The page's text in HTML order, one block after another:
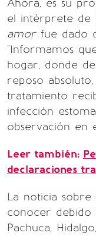
Ahora, es su
el intérprete de
amorfue dado
"Informamos
hogar, donde
reposo
tratamiento
infección
observación en
Leer también:
declaraciones
La noticia sobre
conocer
Pachuca,